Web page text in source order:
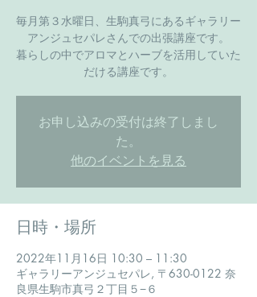
毎月第３水曜日、生駒真弓にあるギャラリー
アンジュセパレさんでの出張講座です。
暮らしの中でアロマとハーブを活用していた
だける講座です。
お申し込みの受付は終了しまし
た。
他のイベントを見る
日時・場所
2022年11月16日 10:30 – 11:30
ギャラリーアンジュセパレ, 〒630-0122 奈
良県生駒市真弓２丁目５−６